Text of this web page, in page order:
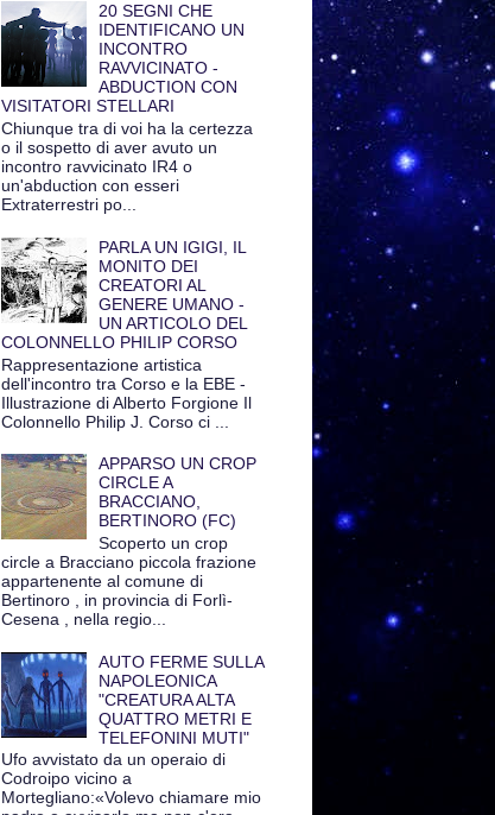
20 SEGNI CHE
IDENTIFICANO UN
INCONTRO
RAVVICINATO -
ABDUCTION CON
VISITATORI STELLARI
Chiunque tra di voi ha la certezza
o il sospetto di aver avuto un
incontro ravvicinato IR4 o
un'abduction con esseri
Extraterrestri po...
PARLA UN IGIGI, IL
MONITO DEI
CREATORI AL
GENERE UMANO -
UN ARTICOLO DEL
COLONNELLO PHILIP CORSO
Rappresentazione artistica
dell'incontro tra Corso e la EBE -
Illustrazione di Alberto Forgione Il
Colonnello Philip J. Corso ci ...
APPARSO UN CROP
CIRCLE A
BRACCIANO,
BERTINORO (FC)
Scoperto un crop
circle a Bracciano piccola frazione
appartenente al comune di
Bertinoro , in provincia di Forlì-
Cesena , nella regio...
AUTO FERME SULLA
NAPOLEONICA
"CREATURA ALTA
QUATTRO METRI E
TELEFONINI MUTI"
Ufo avvistato da un operaio di
Codroipo vicino a
Mortegliano:«Volevo chiamare mio